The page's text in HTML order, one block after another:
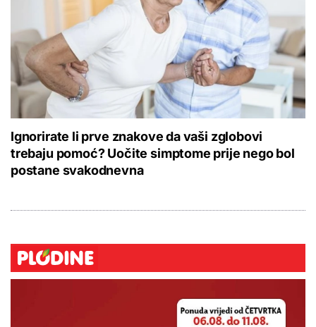
Ignorirate li prve znakove da vaši zglobovi
trebaju pomoć? Uočite simptome prije nego bol
postane svakodnevna